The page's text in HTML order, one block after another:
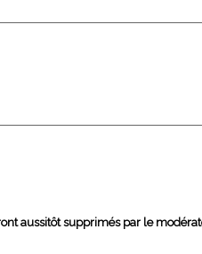
aussitôt supprimés par le